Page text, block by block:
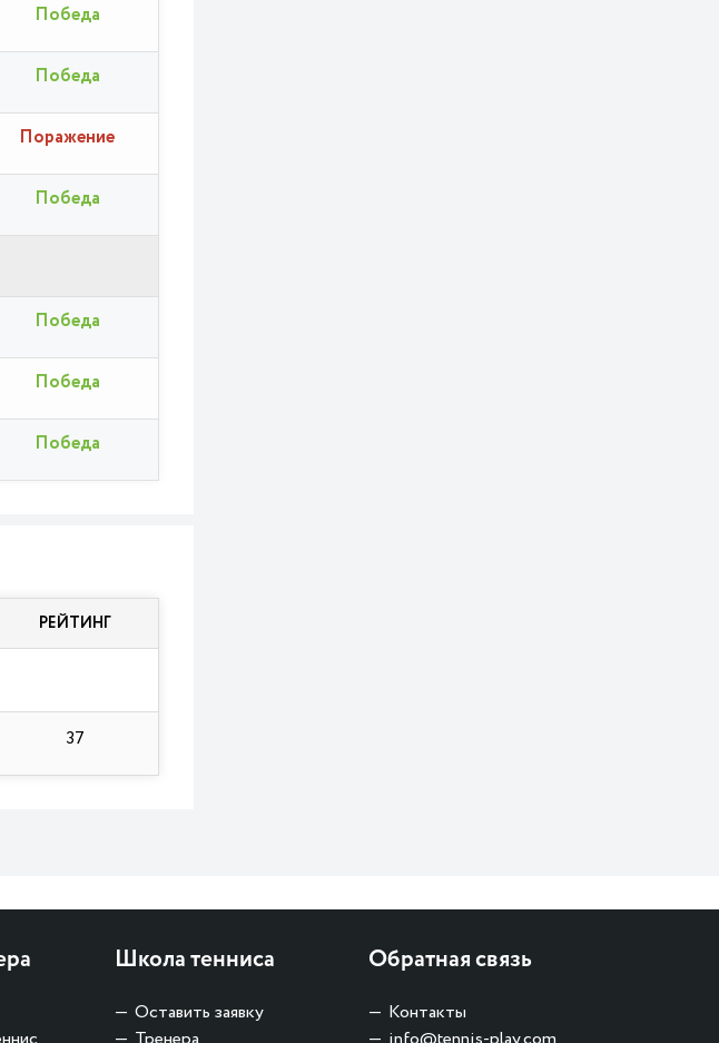
Победа
Победа
Поражение
Победа
Победа
Победа
Победа
РЕЙТИНГ
37
Школа тенниса
Оставить заявку
Обратная связь
Контакты